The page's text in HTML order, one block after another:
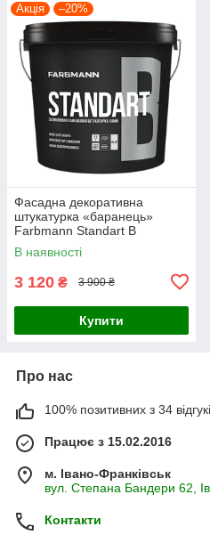
Акція –20%
Фасадна декоративна
штукатурка «баранець»
Farbmann Standart B
(ФАРБМЕН СТАНДАРТ Б)
25кг, біла
В наявності
3 120 ₴ 3 900 ₴
Купити
Про нас
100% позитивних з 34
Працює з 15.02.2016
м. Івано-Франківськ
вул. Степана Бандери 62,
Контакти